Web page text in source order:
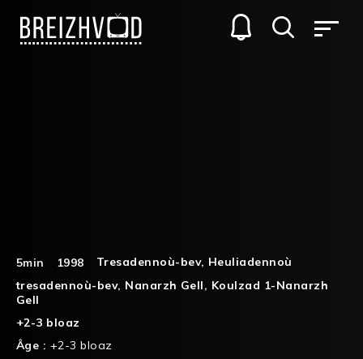
5min 1998 Tresadennoù-bev, Heuliadennoù
tresadennoù-bev, Nanarzh Gell, Koulzad 1-Nanarzh
Gell
+2-3 bloaz
Âge : +2-3 bloaz